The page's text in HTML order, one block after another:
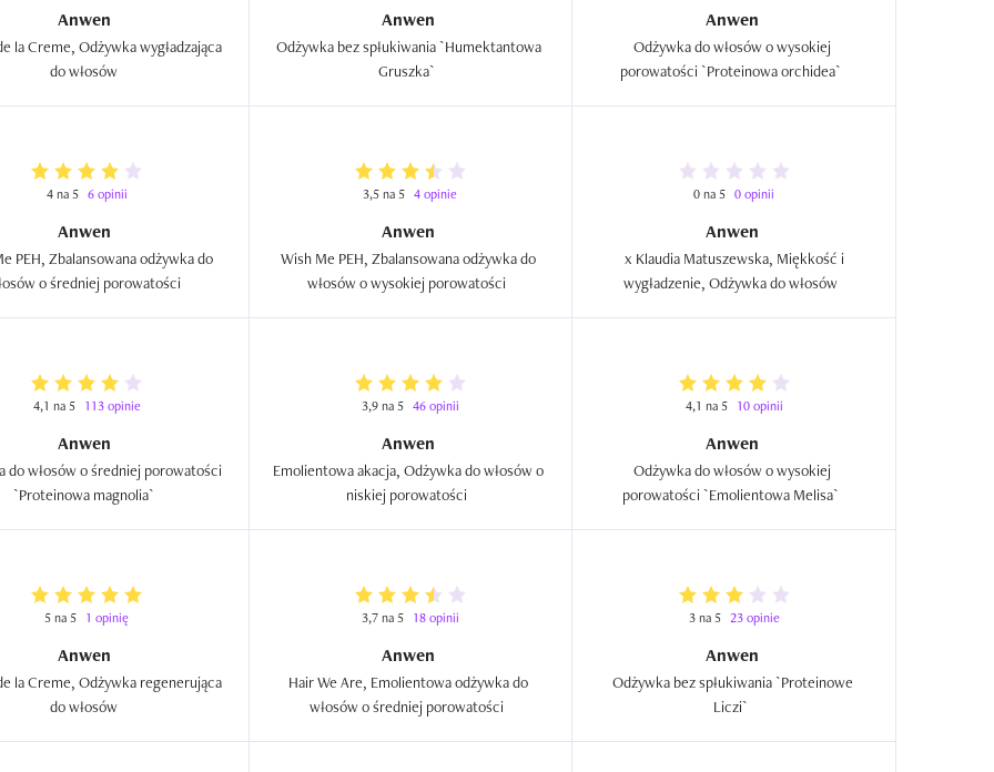
Anwen
la Creme, Odżywka wygładzająca
Anwen
Odżywka bez spłukiwania `Humektantowa
Anwen
Odżywka do włosów o wysokiej
4 na 5 6 opinii
Anwen
PEH, Zbalansowana odżywka do
3,5 na 5 4 opinie
Anwen
Wish Me PEH, Zbalansowana odżywka do
0 na 5 0 opinii
Anwen
x Klaudia Matuszewska, Miękkość i
4,1 na 5 113 opinie
Anwen
do włosów o średniej porowatości
3,9 na 5 46 opinii
Anwen
Emolientowa akacja, Odżywka do włosów o
4,1 na 5 10 opinii
Anwen
Odżywka do włosów o wysokiej
5 na 5 1 opinię
Anwen
la Creme, Odżywka regenerująca
3,7 na 5 18 opinii
Anwen
Hair We Are, Emolientowa odżywka do
3 na 5 23 opinie
Anwen
Odżywka bez spłukiwania `Proteinowe